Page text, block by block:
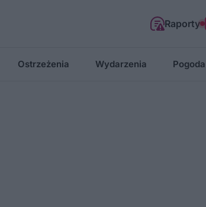
Raporty
Ostrzeżenia Wydarzenia Pogoda